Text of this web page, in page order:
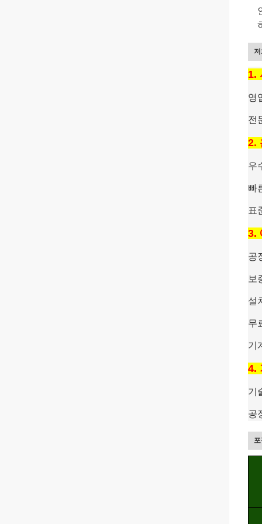
1.
영
전
2.
우
빠
표
3.
공
보
설
무
기
4.
기
공